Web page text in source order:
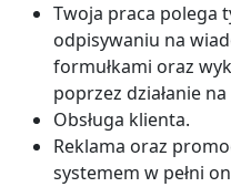
Twoja praca polega
odpisywaniu na
formułkami oraz
poprzez działanie
Obsługa klienta.
Reklama oraz
systemem w pełni